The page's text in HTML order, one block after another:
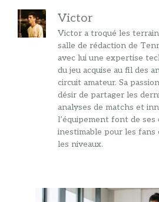
Victor
Victor a troqué les
salle de rédaction de
avec lui une expertise
du jeu acquise au fil des
circuit amateur. Sa
désir de partager les
analyses de matchs et
l’équipement font de ses
inestimable pour les fans
les niveaux.